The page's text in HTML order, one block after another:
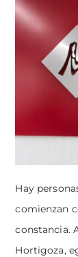
Hay
comienzan
constancia.
Hortigoza,